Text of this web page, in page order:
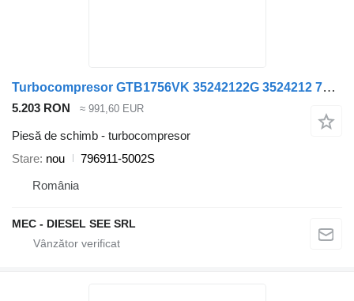
Turbocompresor GTB1756VK 35242122G 3524212 796911-5002S pentru automobil Jeep Wrangler Cherokee
5.203 RON ≈ 991,60 EUR
Piesă de schimb - turbocompresor
Stare nou
796911-5002S
România
MEC - DIESEL SEE SRL